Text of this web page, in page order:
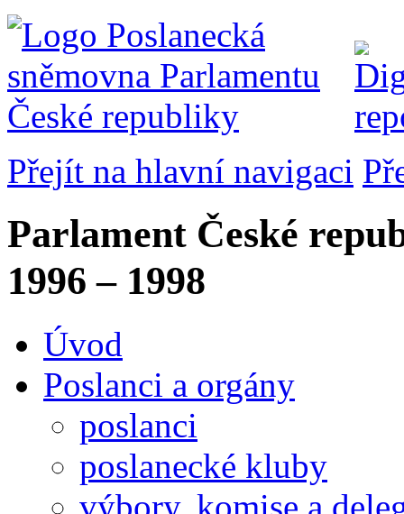
Přejít na hlavní navigaci
Parlament České
1996 – 1998
Úvod
Poslanci a orgány
poslanci
poslanecké kluby
výbory, komise a